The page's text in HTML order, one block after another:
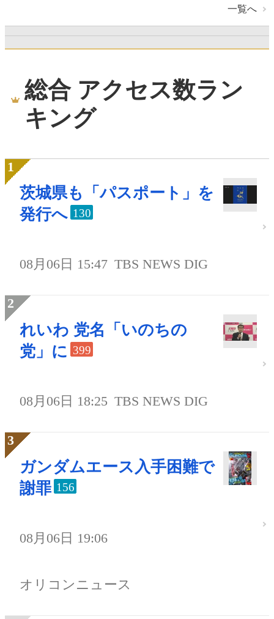
一覧へ
総合 アクセス数ラン
キング
茨城県も「パスポート」を
発行へ 130
08月06日 15:47 TBS NEWS DIG
れいわ 党名「いのちの
党」に 399
08月06日 18:25 TBS NEWS DIG
ガンダムエース入手困難で
謝罪 156
08月06日 19:06
オリコンニュース